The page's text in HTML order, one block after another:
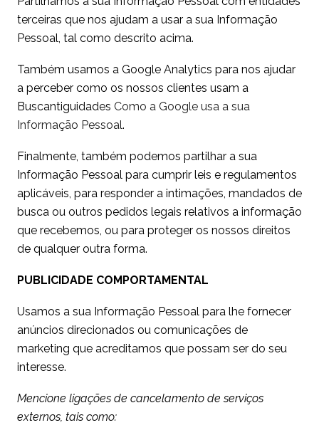
terceiras que nos ajudam a usar a sua Informação
Pessoal, tal como descrito acima.
Também usamos a Google Analytics para nos ajudar
a perceber como os nossos clientes usam a
Buscantiguidades Como a Google usa a sua
Informação Pessoal.
Finalmente, também podemos partilhar a sua
Informação Pessoal para cumprir leis e regulamentos
aplicáveis, para responder a intimações, mandados de
busca ou outros pedidos legais relativos a informação
que recebemos, ou para proteger os nossos direitos
de qualquer outra forma.
PUBLICIDADE COMPORTAMENTAL
Usamos a sua Informação Pessoal para lhe fornecer
anúncios direcionados ou comunicações de
marketing que acreditamos que possam ser do seu
interesse.
Mencione ligações de cancelamento de serviços
externos, tais como: